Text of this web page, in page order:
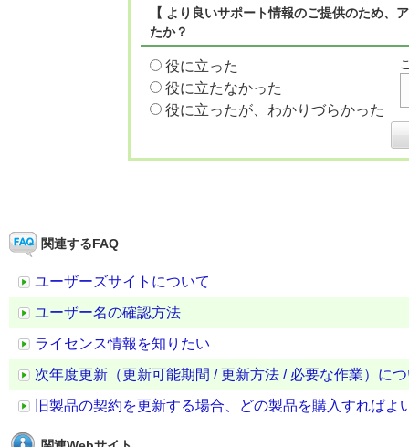
【 より良いサポート情報のご提供のため
たか？
役に立った
役に立たなかった
役に立ったが、わかりづらかった
関連するFAQ
ユーザーズサイトについて
ユーザー名の確認方法
ライセンス情報を知りたい
次年度更新（更新可能期間 / 更新方法 / 必要な作業）に
旧製品の契約を更新する場合、どの製品を購入すればよ